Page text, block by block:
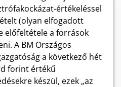
értékeléssel
(olyan elfogadott
előfeltétele a források
A BM Országos
a következő hét
forint értékű
készül, ezek „az